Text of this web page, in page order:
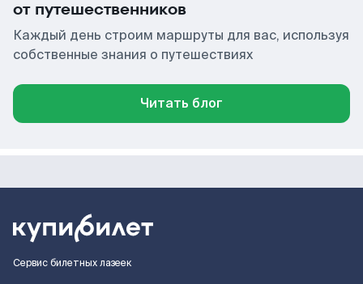
от путешественников
Каждый день строим маршруты для вас, используя
собственные знания о путешествиях
Читать блог
Сервис билетных лазеек